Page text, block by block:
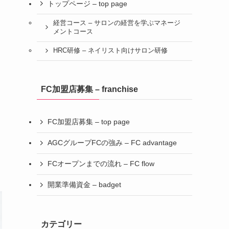
トップページ – top page
経営コース – サロンの経営を学ぶマネージ
メントコース
HRC研修 – ネイリスト向けサロン研修
FC加盟店募集 – franchise
FC加盟店募集 – top page
AGCグループFCの強み – FC advantage
FCオープンまでの流れ – FC flow
開業準備資金 – badget
カテゴリー